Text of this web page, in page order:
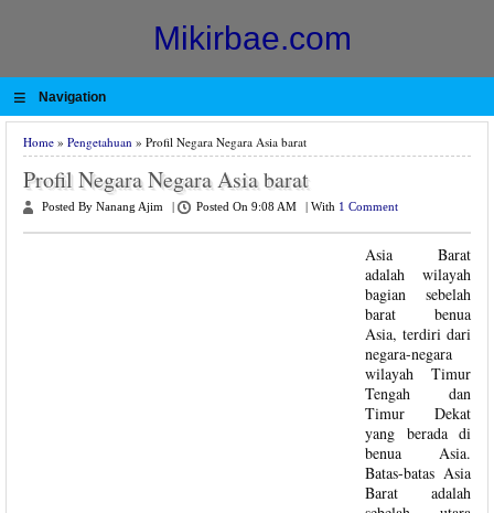
Mikirbae.com
≡ Navigation
Home » Pengetahuan » Profil Negara Negara Asia barat
Profil Negara Negara Asia barat
Posted By Nanang Ajim Posted On 9:08 AM With 1 Comment
Asia Barat
adalah wilayah
bagian sebelah
barat benua
Asia, terdiri dari
negara-negara
wilayah Timur
Tengah dan
Timur Dekat
yang berada di
benua Asia.
Batas-batas Asia
Barat adalah